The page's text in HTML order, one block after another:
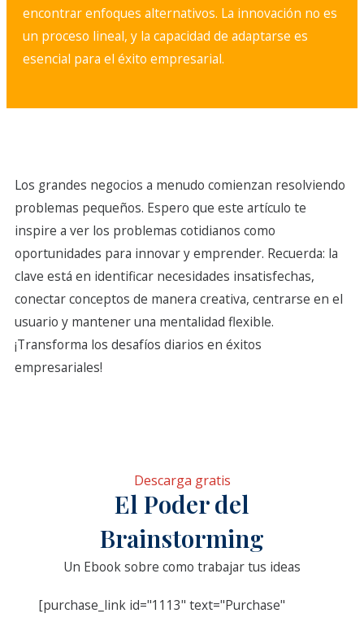
encontrar enfoques alternativos. La innovación no es
un proceso lineal, y la capacidad de adaptarse es
esencial para el éxito empresarial.
Los grandes negocios a menudo comienzan resolviendo
problemas pequeños. Espero que este artículo te
inspire a ver los problemas cotidianos como
oportunidades para innovar y emprender. Recuerda: la
clave está en identificar necesidades insatisfechas,
conectar conceptos de manera creativa, centrarse en el
usuario y mantener una mentalidad flexible.
¡Transforma los desafíos diarios en éxitos
empresariales!
Descarga gratis
El Poder del
Brainstorming
Un Ebook sobre como trabajar tus ideas
[purchase_link id="1113" text="Purchase"